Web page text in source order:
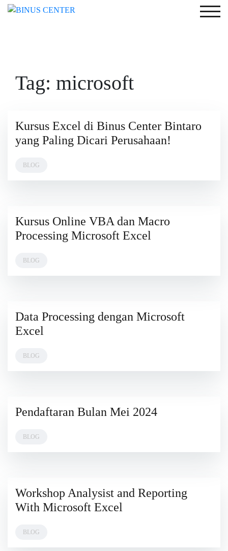
Skip
Tag: microsoft
26
FEBRUARY
Kursus Excel di Binus Center Bintaro
yang Paling Dicari Perusahaan!
BLOG
9
JANUARY
Kursus Online VBA dan Macro
Processing Microsoft Excel
BLOG
3
OCTOBER
Data Processing dengan Microsoft
Excel
BLOG
3
2024
Pendaftaran Bulan Mei 2024
BLOG
4
MARCH
Workshop Analysist and Reporting
With Microsoft Excel
BLOG